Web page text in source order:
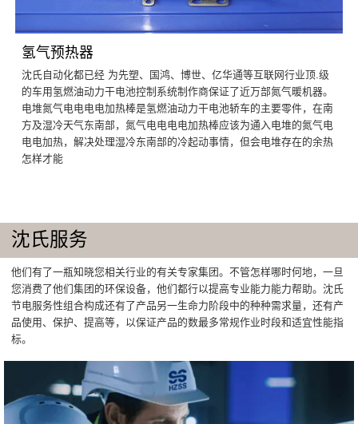
氢气预热器
沈氏自动化都已经 为先塑、国鸿、博世、亿华通等互联网行业顶.级
的车用氢燃油动力干电池控制系统制作商保证了近万部氮气暖机器。
电堆氮气电电电电加热棒是氢燃油动力干电池轿车的主要零件，在南
方及湿冷天气东南部，氮气电电电电加热棒应该为通入电堆的氮气电
电电加热，解决处理湿冷东南部的冷起动事情，但会电堆存在的余热
怎样才能
沈氏服务
他们有了一瓶知晓您相关行业的有关专家集团。不管怎样哪时何地，一旦
您消费了他们集团的环保设备，他们都行以提高专业能力能力帮助。沈氏
节电服务性组合构成还有了产品另一生命力阶段中的种种需求量，还有产
品使用、保护、提高等，以保证产品的数最多常规作业时段和适宜性能指
标。